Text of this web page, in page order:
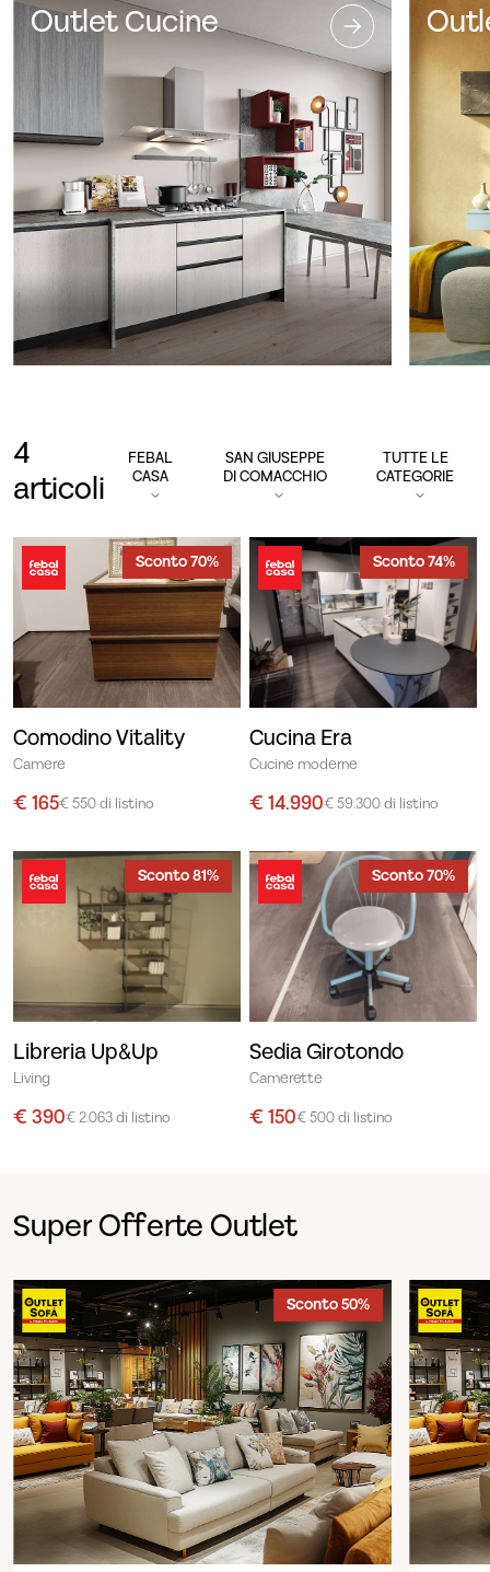
Outlet Cucine
4
articoli
FEBAL
CASA
SAN GIUSEPPE
DI COMACCHIO
TUTTE LE
CATEGORIE
Sconto 70%
Comodino Vitality
Camere
€ 165€ 550 di listino
Sconto 74%
Cucina Era
Cucine moderne
€ 14.990€ 59.300 di listino
Sconto 81%
Libreria Up&Up
Living
€ 390€ 2.063 di listino
Sconto 70%
Sedia Girotondo
Camerette
€ 150€ 500 di listino
Super Offerte Outlet
Sconto 50%